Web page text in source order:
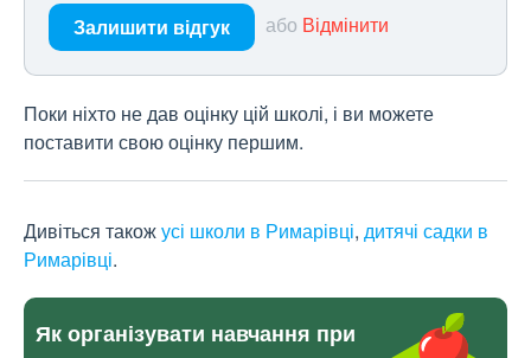
Залишити відгук або Відмінити
Поки ніхто не дав оцінку цій школі, і ви можете
поставити свою оцінку першим.
Дивіться такожусі школи в Римарівці, дитячі садки в
Римарівці.
Як організувати навчання при